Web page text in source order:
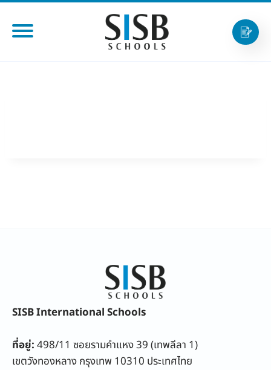
SISB International Schools
ที่อยู่:498/11 ซอยรามคำแหง 39 (เทพลีลา 1)
เขตวังทองหลาง กรุงเทพ 10310 ประเทศไทย